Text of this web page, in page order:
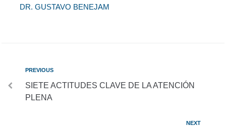
DR. GUSTAVO BENEJAM
PREVIOUS
SIETE ACTITUDES CLAVE DE LA ATENCIÓN
PLENA
NEXT